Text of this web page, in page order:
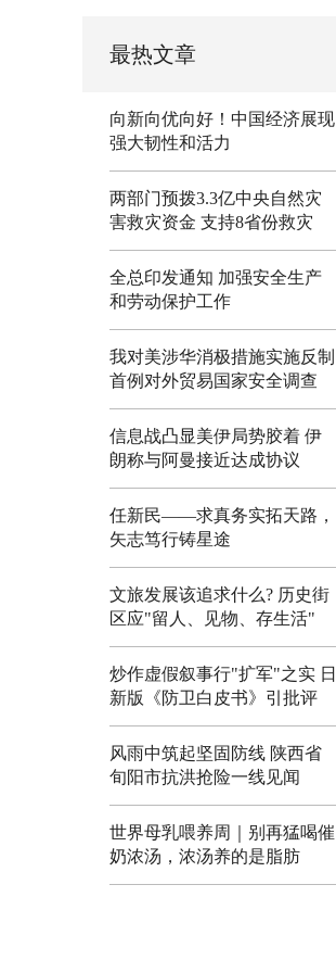
最热文章
向新向优向好！中国经济展现
强大韧性和活力
两部门预拨3.3亿中央自然灾
害救灾资金 支持8省份救灾
全总印发通知 加强安全生产
和劳动保护工作
我对美涉华消极措施实施反制
首例对外贸易国家安全调查
信息战凸显美伊局势胶着 伊
朗称与阿曼接近达成协议
任新民——求真务实拓天路，
矢志笃行铸星途
文旅发展该追求什么? 历史街
区应"留人、见物、存生活"
炒作虚假叙事行"扩军"之实 日
新版《防卫白皮书》引批评
风雨中筑起坚固防线 陕西省
旬阳市抗洪抢险一线见闻
世界母乳喂养周｜别再猛喝催
奶浓汤，浓汤养的是脂肪